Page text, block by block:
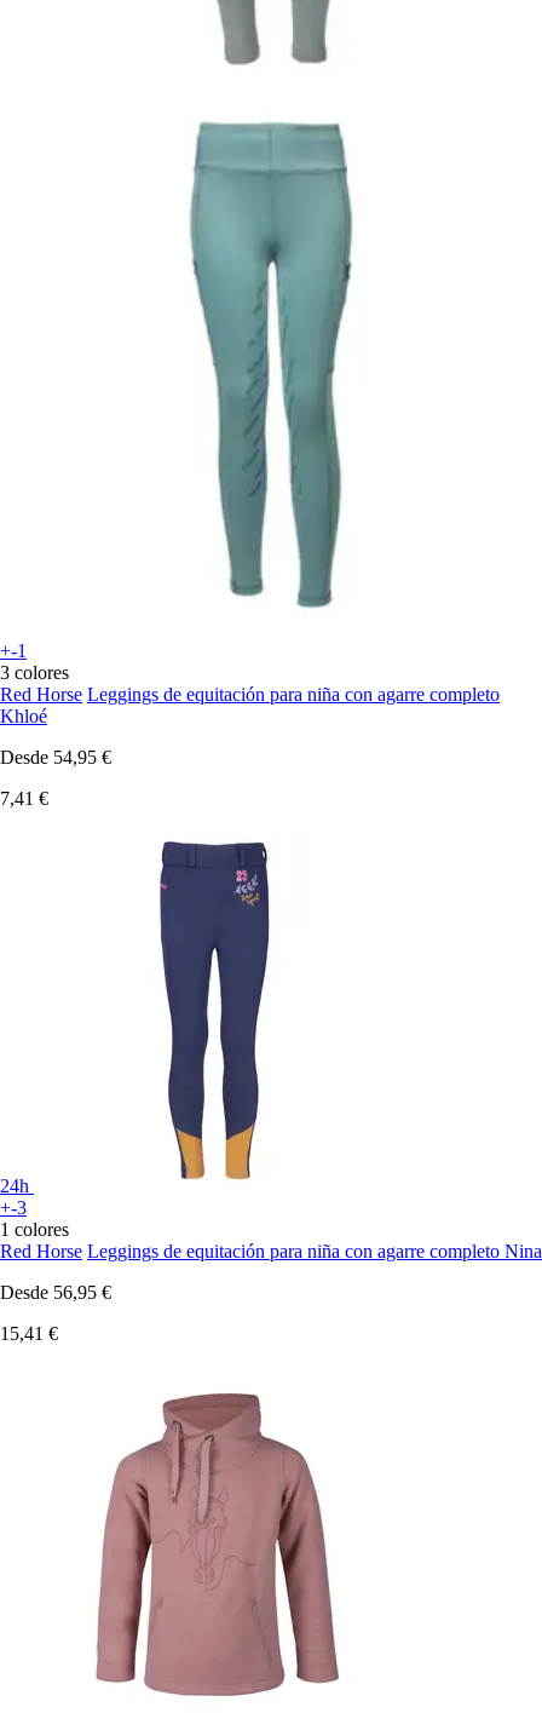
+-1
3 colores
Red Horse Leggings de equitación para niña con agarre completo
Khloé
Desde 54,95 €
7,41 €
24h
+-3
1 colores
Red Horse Leggings de equitación para niña con agarre completo Nina
Desde 56,95 €
15,41 €